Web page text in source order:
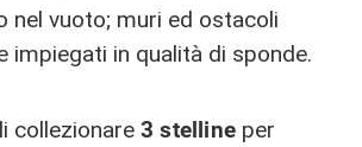
nel vuoto; muri ed ostacoli
impiegati in qualità di sponde.
collezionare 3 stelline per